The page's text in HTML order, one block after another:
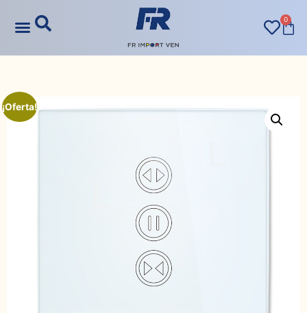
0
¡Oferta!